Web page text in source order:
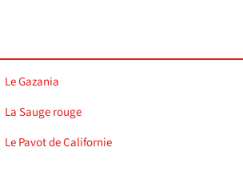
Le Gazania
La Sauge rouge
Le Pavot de Californie